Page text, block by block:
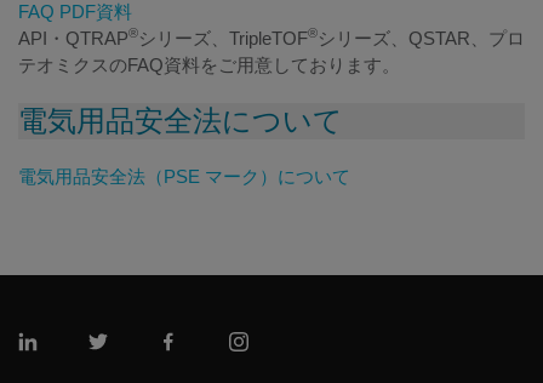
FAQ PDF資料
API・QTRAP®シリーズ、TripleTOF®シリーズ、QSTAR、プロ
テオミクスのFAQ資料をご用意しております。
電気用品安全法について
電気用品安全法（PSE マーク）について
リンクトインツイッターフェイスブックインスタグラム